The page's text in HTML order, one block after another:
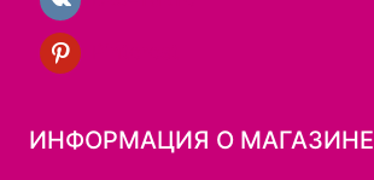
ИНФОРМАЦИЯ О МАГАЗИНЕ